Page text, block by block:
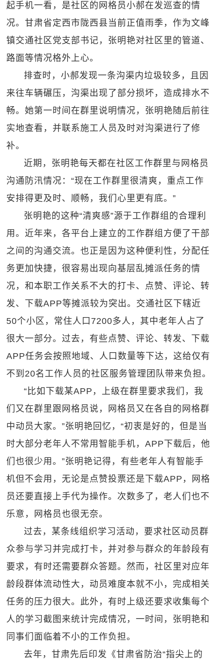
起手机一看，是社区的网格员小郝在发巡查的情
况。甘肃省定西市陇西县当前正值雨季，作为文峰
镇交通社区党支部书记，张明艳对社区里的管道、
路面等情况格外上心。
排查时，小郝发现一条沟渠内垃圾较多，且因
来往车辆碾压，沟渠出现了部分损坏，造成排水不
畅。她第一时间在群里说明情况，张明艳随后前往
实地查看，并联系施工人员及时对沟渠进行了修
补。
近期，张明艳每天都在社区工作群里与网格员
沟通防汛情况：“现在工作群里很清爽，重点工作
安排得更及时、顺畅，我们心里更有底。”
张明艳的这种“清爽感”源于工作群组的合理利
用。近年来，各平台上建立的工作群组方便了干部
之间的沟通交流。也正是因为这种便利性，分配任
务更加快捷，很容易出现向基层乱摊派任务的情
况，和本职工作关系不大的打卡、点赞、评论、转
发、下载APP等摊派较为突出。交通社区下辖近
50个小区，常住人口7200多人，其中老年人占了
很大一部分。过去，有些点赞、评论、转发、下载
APP任务会按照地域、人口数量等下达，这给仅有
不到20名工作人员的社区服务管理团队带来负担。
“比如下载某APP，上级在群里要求我们，我
们又在群里跟网格员说，网格员又在各自的网格群
中动员大家。”张明艳回忆，“初衷是好的，但是当
时大部分老年人不常用智能手机，APP下载后，他
们也很少用。”张明艳记得，有些老年人有智能手
机但不会用，无论是点赞投票还是下载APP，网格
员还要直接上手代为操作。次数多了，老人们也不
乐意，网格员也很无奈。
过去，某条线组织学习活动，要求社区动员群
众参与学习并完成打卡，并对参与群众的年龄段有
要求，有时还需要群众答题。然而，社区里对应年
龄段群体流动性大，动员难度本就不小，完成相关
任务的压力很大。此外，有时上级还要求收集每个
人的学习截图来统计完成情况，一时间，张明艳和
同事们面临着不小的工作负担。
去年，甘肃先后印发《甘肃省防治“指尖上的